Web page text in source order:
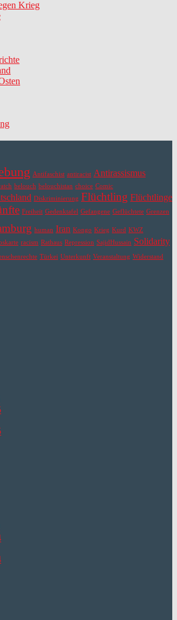
Krieg
Antifaschist antiracist Antirassismus
belouch belouchistan choice Comic
Diskriminierung Flüchtling Flüchtlinge
Freiheit Gedenktafel Gefangene Geflüchtete Grenzen
human Iran Kongo Krieg Kurd KWZ
racism Rathaus Repression SajidHussain Solidarity
Türkei Unterkunft Veranstaltung Widerstand